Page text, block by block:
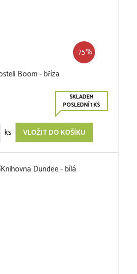
-75%
Boom - bříza
SKLADEM
POSLEDNÍ 1 KS
ks VLOŽIT DO KOŠÍKU